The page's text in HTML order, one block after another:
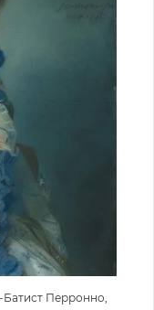
Перронно,